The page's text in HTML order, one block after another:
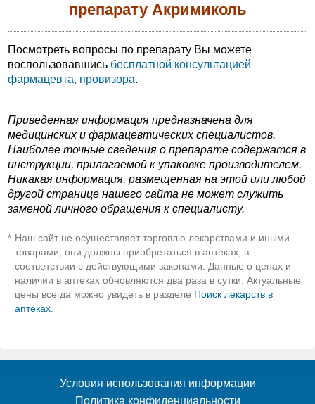
препарату Акримиколь
Посмотреть вопросы по препарату Вы можете
воспользовавшись бесплатной консультацией
фармацевта, провизора.
Приведенная информация предназначена для
медицинских и фармацевтических специалистов.
Наиболее точные сведения о препарате содержатся в
инструкции, прилагаемой к упаковке производителем.
Никакая информация, размещенная на этой или любой
другой странице нашего сайта не может служить
заменой личного обращения к специалисту.
* Наш сайт не осуществляет торговлю лекарствами и иными
товарами, они должны приобретаться в аптеках, в
соответствии с действующими законами. Данные о ценах и
наличии в аптеках обновляются два раза в сутки. Актуальные
цены всегда можно увидеть в разделе Поиск лекарств в
аптеках
Условия использования информации
Политика конфиденциальности